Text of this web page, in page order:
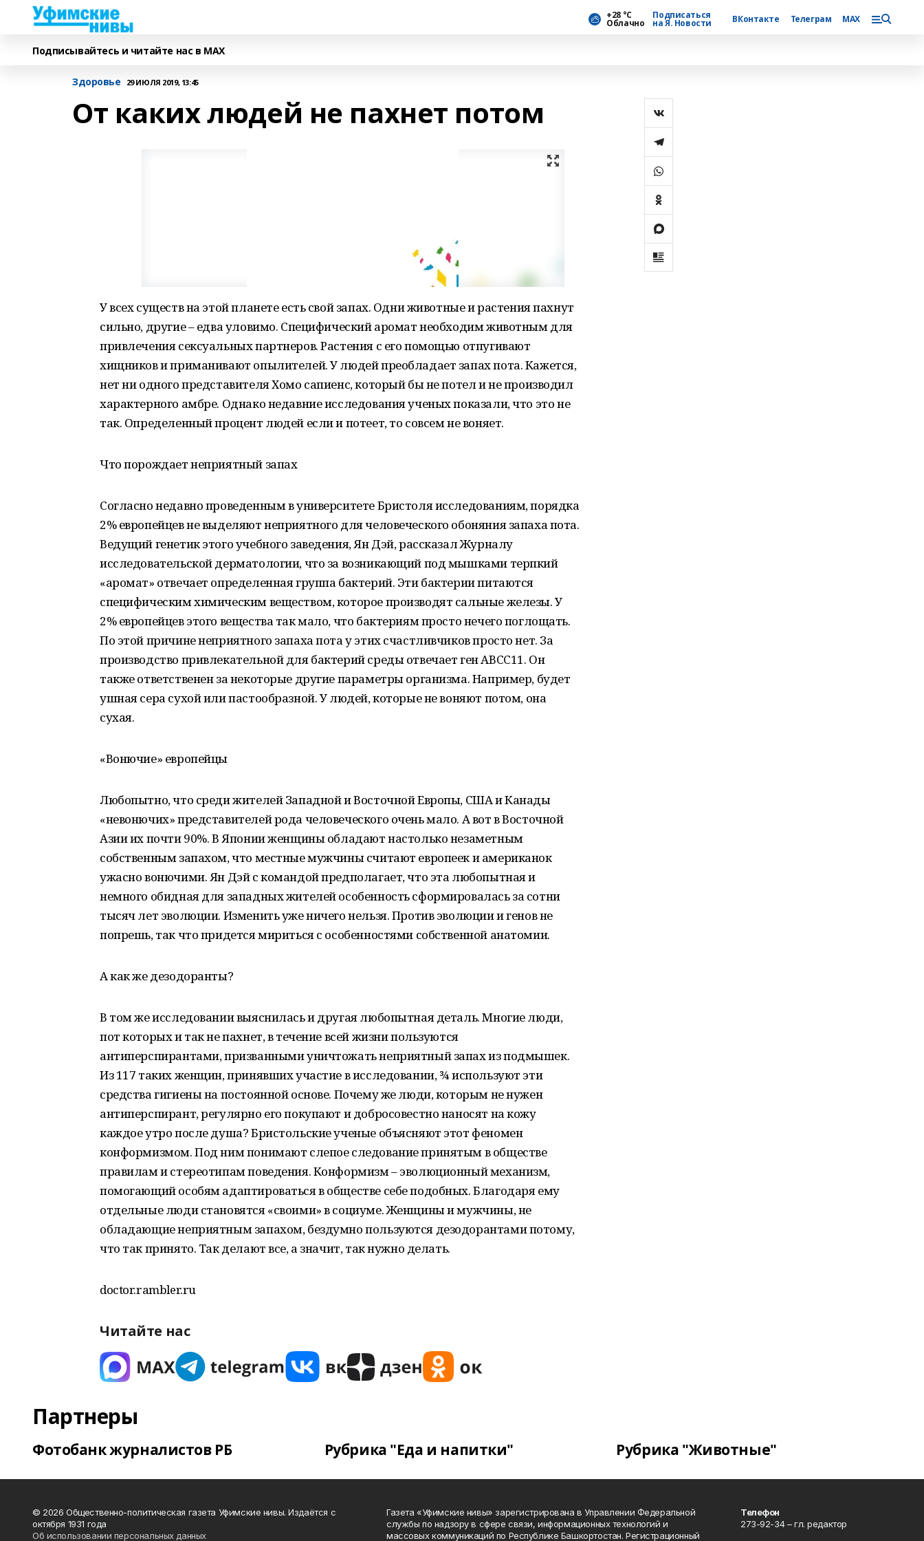
+28 °С
Облачно
Подписаться
на Я. Новости ВКонтакте Телеграм MAX
Подписывайтесь и читайте нас в MAX
Здоровье 29 ИЮЛЯ 2019, 13:45
От каких людей не пахнет потом
У всех существ на этой планете есть свой запах. Одни животные и растения пахнут
сильно, другие – едва уловимо. Специфический аромат необходим животным для
привлечения сексуальных партнеров. Растения с его помощью отпугивают
хищников и приманивают опылителей. У людей преобладает запах пота. Кажется,
нет ни одного представителя Хомо сапиенс, который бы не потел и не производил
характерного амбре. Однако недавние исследования ученых показали, что это не
так. Определенный процент людей если и потеет, то совсем не воняет.
Что порождает неприятный запах
Согласно недавно проведенным в университете Бристоля исследованиям, порядка
2% европейцев не выделяют неприятного для человеческого обоняния запаха пота.
Ведущий генетик этого учебного заведения, Ян Дэй, рассказал Журналу
исследовательской дерматологии, что за возникающий под мышками терпкий
«аромат» отвечает определенная группа бактерий. Эти бактерии питаются
специфическим химическим веществом, которое производят сальные железы. У
2% европейцев этого вещества так мало, что бактериям просто нечего поглощать.
По этой причине неприятного запаха пота у этих счастливчиков просто нет. За
производство привлекательной для бактерий среды отвечает ген ABCC11. Он
также ответственен за некоторые другие параметры организма. Например, будет
ушная сера сухой или пастообразной. У людей, которые не воняют потом, она
сухая.
«Вонючие» европейцы
Любопытно, что среди жителей Западной и Восточной Европы, США и Канады
«невонючих» представителей рода человеческого очень мало. А вот в Восточной
Азии их почти 90%. В Японии женщины обладают настолько незаметным
собственным запахом, что местные мужчины считают европеек и американок
ужасно вонючими. Ян Дэй с командой предполагает, что эта любопытная и
немного обидная для западных жителей особенность сформировалась за сотни
тысяч лет эволюции. Изменить уже ничего нельзя. Против эволюции и генов не
попрешь, так что придется мириться с особенностями собственной анатомии.
А как же дезодоранты?
В том же исследовании выяснилась и другая любопытная деталь. Многие люди,
пот которых и так не пахнет, в течение всей жизни пользуются
антиперспирантами, призванными уничтожать неприятный запах из подмышек.
Из 117 таких женщин, принявших участие в исследовании, ¾ используют эти
средства гигиены на постоянной основе. Почему же люди, которым не нужен
антиперспирант, регулярно его покупают и добросовестно наносят на кожу
каждое утро после душа? Бристольские ученые объясняют этот феномен
конформизмом. Под ним понимают слепое следование принятым в обществе
правилам и стереотипам поведения. Конформизм – эволюционный механизм,
помогающий особям адаптироваться в обществе себе подобных. Благодаря ему
отдельные люди становятся «своими» в социуме. Женщины и мужчины, не
обладающие неприятным запахом, бездумно пользуются дезодорантами потому,
что так принято. Так делают все, а значит, так нужно делать.
doctor.rambler.ru
Читайте нас
Партнеры
Фотобанк журналистов РБ Рубрика "Еда и напитки" Рубрика "Животные"
© 2026 Общественно-политическая газета Уфимские нивы. Издаётся с
октября 1931 года
Об использовании персональных данных
Газета «Уфимские нивы» зарегистрирована в Управлении Федеральной
службы по надзору в сфере связи, информационных технологий и
массовых коммуникаций по Республике Башкортостан. Регистрационный
Телефон
273-92-34 – гл. редактор